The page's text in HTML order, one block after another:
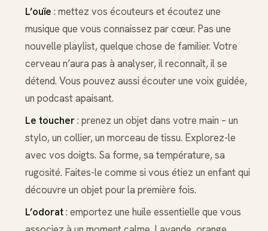
L’ouïe : mettez vos écouteurs et écoutez une
musique que vous connaissez par cœur. Pas une
nouvelle playlist, quelque chose de familier. Votre
cerveau n’aura pas à analyser, il reconnaît, il se
détend. Vous pouvez aussi écouter une voix guidée,
un podcast apaisant.
Le toucher: prenez un objet dans votre main – un
stylo, un collier, un morceau de tissu. Explorez-le
avec vos doigts. Sa forme, sa température, sa
rugosité. Faites-le comme si vous étiez un enfant qui
découvre un objet pour la première fois.
L’odorat: emportez une huile essentielle que vous